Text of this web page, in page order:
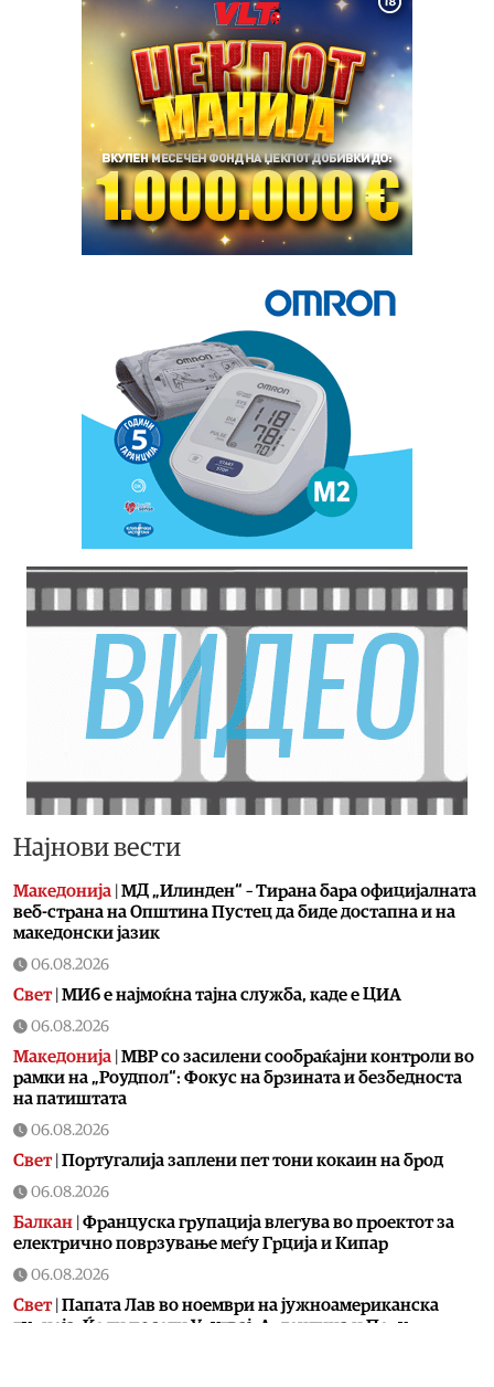
Најнови вести
Македонија МД „Илинден“ – Тирана бара официјалната
веб-страна на Општина Пустец да биде достапна и на
македонски јазик
06.08.2026
Свет| МИ6 е најмоќна тајна служба, каде е ЦИА
06.08.2026
Македонија МВР со засилени сообраќајни контроли во
рамки на „Роудпол“: Фокус на брзината и безбедноста
на патиштата
06.08.2026
Свет| Португалија заплени пет тони кокаин на брод
06.08.2026
Балкан Француска групација влегува во проектот за
електрично поврзување меѓу Грција и Кипар
06.08.2026
Свет| Папата Лав во ноември на јужноамериканска
турнеја: Ќе ги посети Уругвај, Аргентина и Перу